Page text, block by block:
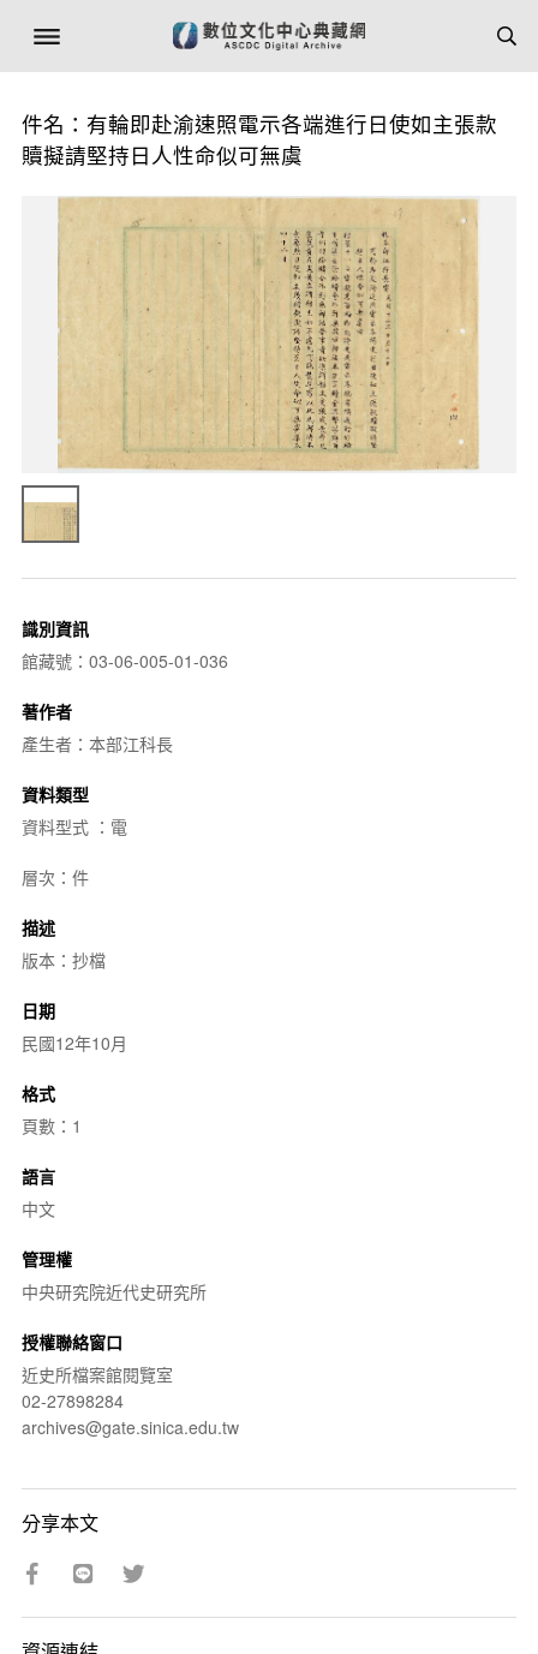
件名：有輪即赴渝速照電示各端進行日使如主張款
贖擬請堅持日人性命似可無虞
識別資訊
館藏號：03-06-005-01-036
著作者
產生者：本部江科長
資料類型
資料型式 ：電
層次：件
描述
版本：抄檔
日期
民國12年10月
格式
頁數：1
語言
中文
管理權
中央研究院近代史研究所
授權聯絡窗口
近史所檔案館閱覽室
02-27898284
archives@gate.sinica.edu.tw
分享本文